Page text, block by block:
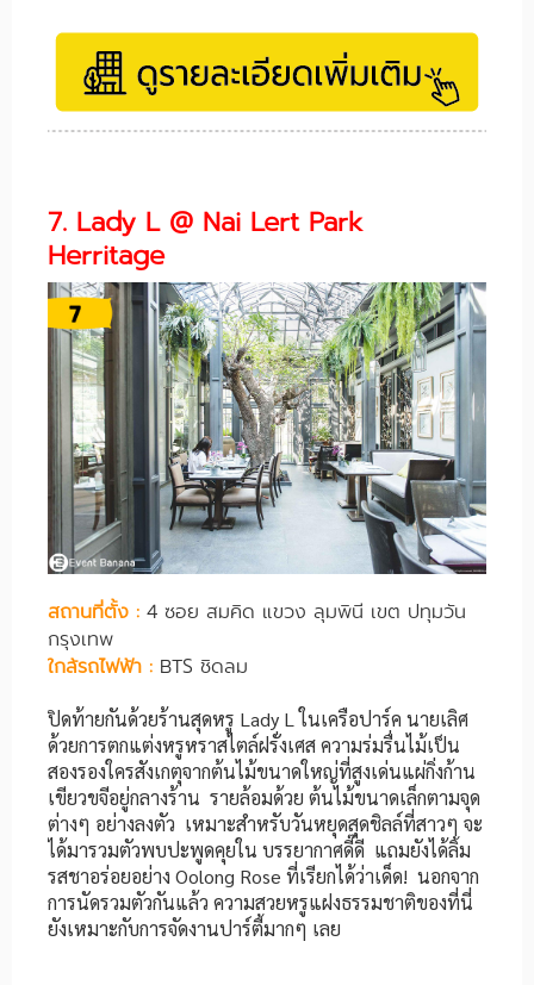
7. Lady L @ Nai Lert Park
Herritage
สถานที่ตั้ง : 4 ซอย สมคิด แขวง ลุมพินี เขต ปทุมวัน
กรุงเทพ
ใกล้รถไฟฟ้า : BTS ชิดลม
ปิดท้ายกันด้วยร้านสุดหรู Lady L ในเครือปาร์ค นายเลิศ
ด้วยการตกแต่งหรูหราสไตล์ฝรั่งเศส ความร่มรื่นไม้เป็น
สองรองใครสังเกตุจากต้นไม้ขนาดใหญ่ที่สูงเด่นแผ่กิ่งก้าน
เขียวขจีอยู่กลางร้าน รายล้อมด้วย ต้นไม้ขนาดเล็กตามจุด
ต่างๆ อย่างลงตัว เหมาะสำหรับวันหยุดสุดชิลล์ที่สาวๆ จะ
ได้มารวมตัวพบปะพูดคุยใน บรรยากาศดี๊ดี แถมยังได้ลิ้ม
รสชาอร่อยอย่าง Oolong Rose ที่เรียกได้ว่าเด็ด! นอกจาก
การนัดรวมตัวกันแล้ว ความสวยหรูแฝงธรรมชาติของที่นี่
ยังเหมาะกับการจัดงานปาร์ตี้มากๆ เลย